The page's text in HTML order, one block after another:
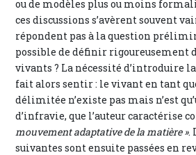
ou de modèles plus ou moins
ces discussions s’avèrent souvent
répondent pas à la question
possible de définir rigoureusement
vivants ? La nécessité d’introduire
fait alors sentir : le vivant en tant
délimitée n’existe pas mais n’est
d’infravie, que l’auteur caractérise
mouvement adaptative de la matière ».
suivantes sont ensuite passées en